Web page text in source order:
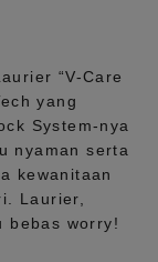
“V-Care
yang
System-nya
nyaman serta
kewanitaan
Laurier,
bebas worry!